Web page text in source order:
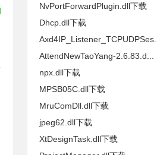
NvPortForwardPlugin.dll下载
Dhcp.dll下载
Axd4IP_Listener_TCPUDPSes...
AttendNewTaoYang-2.6.83.d...
npx.dll下载
MPSB05C.dll下载
MruComDll.dll下载
jpeg62.dll下载
XtDesignTask.dll下载